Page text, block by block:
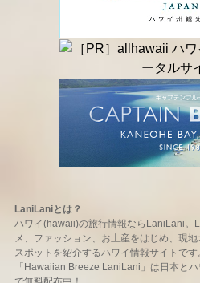
LaniLaniとは？
ハワイ(hawaii)の旅行情報ならLaniLani。
メ、ファッション、お土産をはじめ、現
スポットを紹介するハワイ情報サイトで
「Hawaiian Breeze LaniLani」は日本と